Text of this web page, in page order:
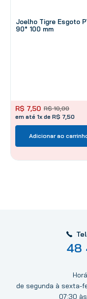
Joelho Tigre Esgoto
90° 100 mm
R$ 10,00
R$ 7,50
em até 1x de R$ 7,50
Adicionar ao
48
de segunda à sexta-
07:30